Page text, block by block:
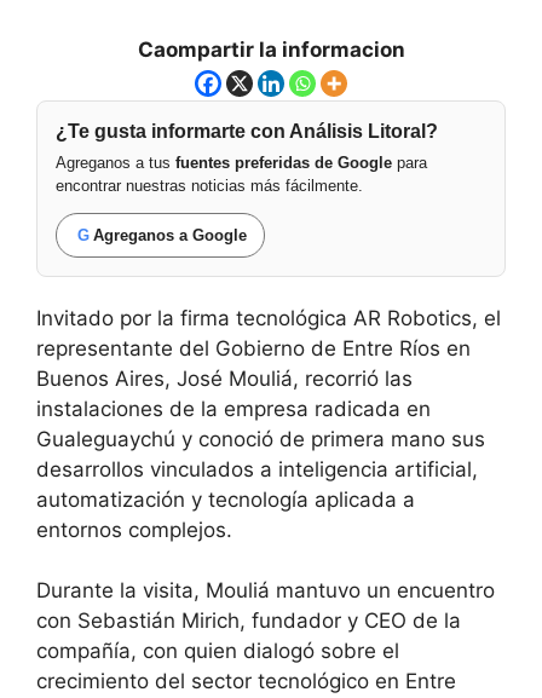
Caompartir la informacion
¿Te gusta informarte con Análisis Litoral?
Agreganos a tus fuentes preferidas de Google para
encontrar nuestras noticias más fácilmente.
G Agreganos a Google
Invitado por la firma tecnológica AR Robotics, el
representante del Gobierno de Entre Ríos en
Buenos Aires, José Mouliá, recorrió las
instalaciones de la empresa radicada en
Gualeguaychú y conoció de primera mano sus
desarrollos vinculados a inteligencia artificial,
automatización y tecnología aplicada a
entornos complejos.
Durante la visita, Mouliá mantuvo un encuentro
con Sebastián Mirich, fundador y CEO de la
compañía, con quien dialogó sobre el
crecimiento del sector tecnológico en Entre